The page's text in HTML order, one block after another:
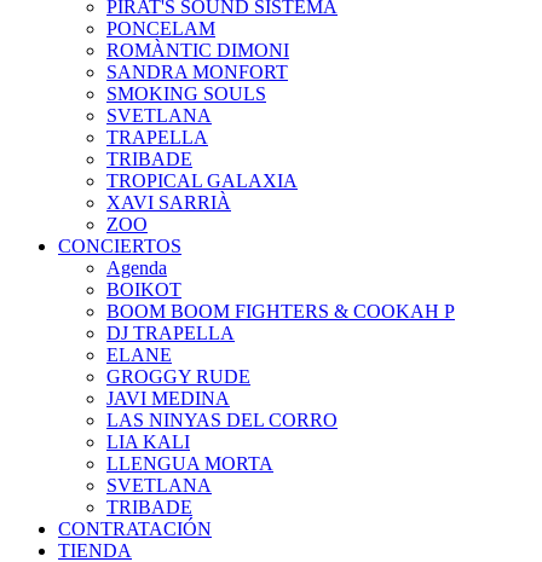
PIRAT'S SOUND SISTEMA
PONCELAM
ROMÀNTIC DIMONI
SANDRA MONFORT
SMOKING SOULS
SVETLANA
TRAPELLA
TRIBADE
TROPICAL GALAXIA
XAVI SARRIÀ
ZOO
CONCIERTOS
Agenda
BOIKOT
BOOM BOOM FIGHTERS & COOKAH P
DJ TRAPELLA
ELANE
GROGGY RUDE
JAVI MEDINA
LAS NINYAS DEL CORRO
LIA KALI
LLENGUA MORTA
SVETLANA
TRIBADE
CONTRATACIÓN
TIENDA